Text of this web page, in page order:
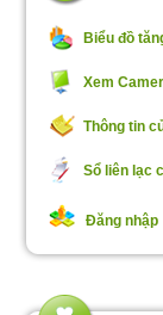
Biểu đồ
Xem
Thông tin
Sổ liên lạc
Đăng nhập